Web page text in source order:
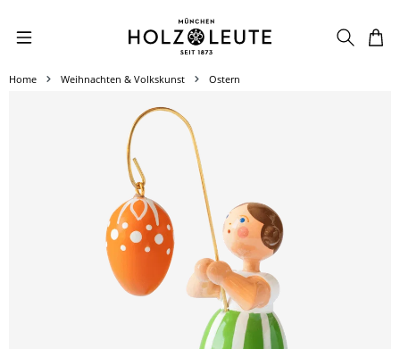
Zum Hauptinhalt springen
Home Weihnachten & Volkskunst Ostern